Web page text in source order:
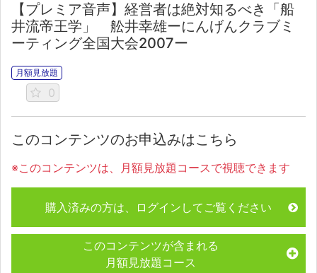
【プレミア音声】経営者は絶対知るべき「船
井流帝王学」 舩井幸雄ーにんげんクラブミ
ーティング全国大会2007ー
月額見放題
0
このコンテンツのお申込みはこちら
※このコンテンツは、月額見放題コースで視聴できます
購入済みの方は、ログインしてご覧ください
このコンテンツが含まれる
月額見放題コース